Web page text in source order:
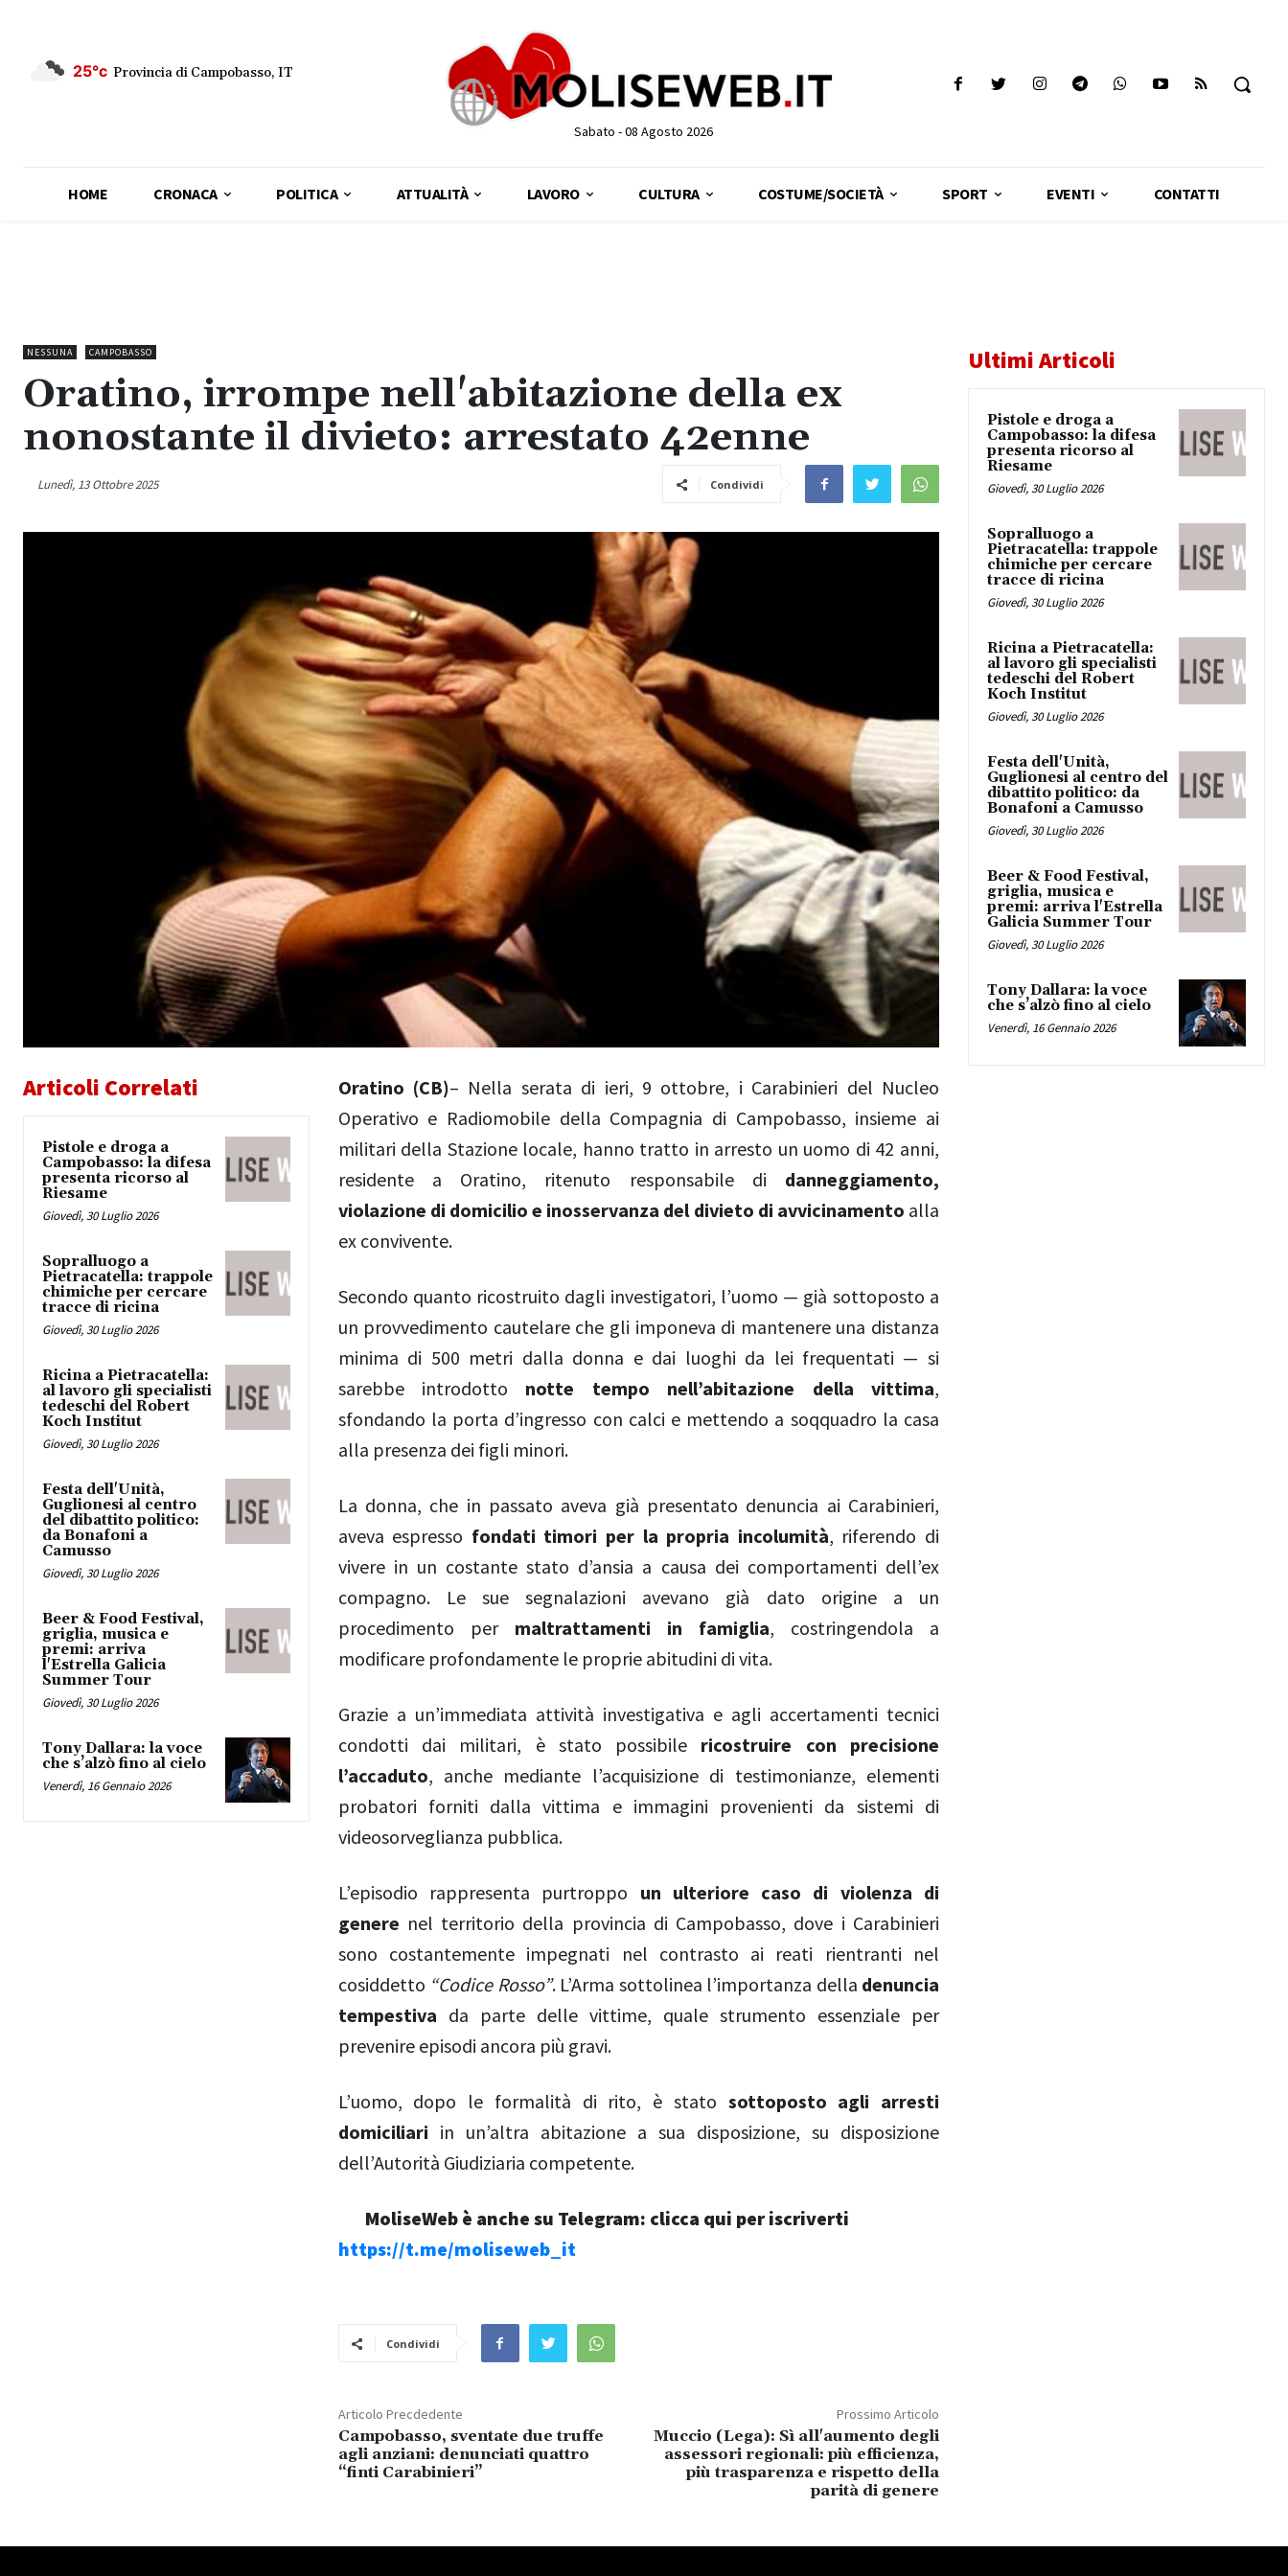
25°c Provincia di Campobasso, IT
Sabato - 08 Agosto 2026
HOME CRONACA POLITICA ATTUALITÀ LAVORO CULTURA COSTUME/SOCIETÀ SPORT EVENTI CONTATTI
NESSUNA CAMPOBASSO
Oratino, irrompe nell'abitazione della ex
nonostante il divieto: arrestato 42enne
Lunedì, 13 Ottobre 2025 Condividi
Articoli Correlati
Pistole e droga a
Campobasso: la difesa
presenta ricorso al
Riesame
Giovedì, 30 Luglio 2026
Sopralluogo a
Pietracatella: trappole
chimiche per cercare
tracce di ricina
Giovedì, 30 Luglio 2026
Ricina a Pietracatella:
al lavoro gli specialisti
tedeschi del Robert
Koch Institut
Giovedì, 30 Luglio 2026
Festa dell'Unità,
Guglionesi al centro
del dibattito politico:
da Bonafoni a
Camusso
Giovedì, 30 Luglio 2026
Beer & Food Festival,
griglia, musica e
premi: arriva
l'Estrella Galicia
Summer Tour
Giovedì, 30 Luglio 2026
Tony Dallara: la voce
che s’alzò fino al cielo
Venerdì, 16 Gennaio 2026
Oratino (CB)– Nella serata di ieri, 9 ottobre, i Carabinieri del Nucleo
Operativo e Radiomobile della Compagnia di Campobasso, insieme ai
militari della Stazione locale, hanno tratto in arresto un uomo di 42 anni,
residente a Oratino, ritenuto responsabile di danneggiamento,
violazione di domicilio e inosservanza del divieto di avvicinamento alla
ex convivente.
Secondo quanto ricostruito dagli investigatori, l’uomo — già sottoposto a
un provvedimento cautelare che gli imponeva di mantenere una distanza
minima di 500 metri dalla donna e dai luoghi da lei frequentati — si
sarebbe introdotto notte tempo nell’abitazione della vittima,
sfondando la porta d’ingresso con calci e mettendo a soqquadro la casa
alla presenza dei figli minori.
La donna, che in passato aveva già presentato denuncia ai Carabinieri,
aveva espresso fondati timori per la propria incolumità, riferendo di
vivere in un costante stato d’ansia a causa dei comportamenti dell’ex
compagno. Le sue segnalazioni avevano già dato origine a un
procedimento per maltrattamenti in famiglia, costringendola a
modificare profondamente le proprie abitudini di vita.
Grazie a un’immediata attività investigativa e agli accertamenti tecnici
condotti dai militari, è stato possibile ricostruire con precisione
l’accaduto, anche mediante l’acquisizione di testimonianze, elementi
probatori forniti dalla vittima e immagini provenienti da sistemi di
videosorveglianza pubblica.
L’episodio rappresenta purtroppo un ulteriore caso di violenza di
genere nel territorio della provincia di Campobasso, dove i Carabinieri
sono costantemente impegnati nel contrasto ai reati rientranti nel
cosiddetto “Codice Rosso”. L’Arma sottolinea l’importanza della denuncia
tempestiva da parte delle vittime, quale strumento essenziale per
prevenire episodi ancora più gravi.
L’uomo, dopo le formalità di rito, è stato sottoposto agli arresti
domiciliari in un’altra abitazione a sua disposizione, su disposizione
dell’Autorità Giudiziaria competente.
MoliseWeb è anche su Telegram: clicca qui per iscriverti
https://t.me/moliseweb_it
Condividi
Articolo Precdedente
Campobasso, sventate due truffe
agli anziani: denunciati quattro
“finti Carabinieri”
Prossimo Articolo
Muccio (Lega): Sì all'aumento degli
assessori regionali: più efficienza,
più trasparenza e rispetto della
parità di genere
Ultimi Articoli
Pistole e droga a
Campobasso: la difesa
presenta ricorso al
Riesame
Giovedì, 30 Luglio 2026
Sopralluogo a
Pietracatella: trappole
chimiche per cercare
tracce di ricina
Giovedì, 30 Luglio 2026
Ricina a Pietracatella:
al lavoro gli specialisti
tedeschi del Robert
Koch Institut
Giovedì, 30 Luglio 2026
Festa dell'Unità,
Guglionesi al centro del
dibattito politico: da
Bonafoni a Camusso
Giovedì, 30 Luglio 2026
Beer & Food Festival,
griglia, musica e
premi: arriva l'Estrella
Galicia Summer Tour
Giovedì, 30 Luglio 2026
Tony Dallara: la voce
che s’alzò fino al cielo
Venerdì, 16 Gennaio 2026